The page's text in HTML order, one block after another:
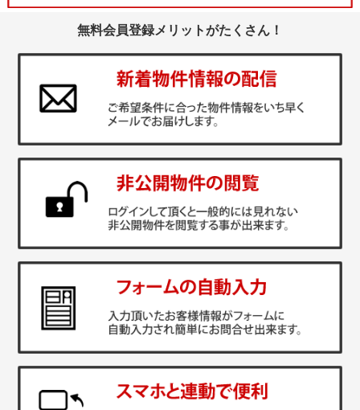
無料会員登録メリットがたくさん！